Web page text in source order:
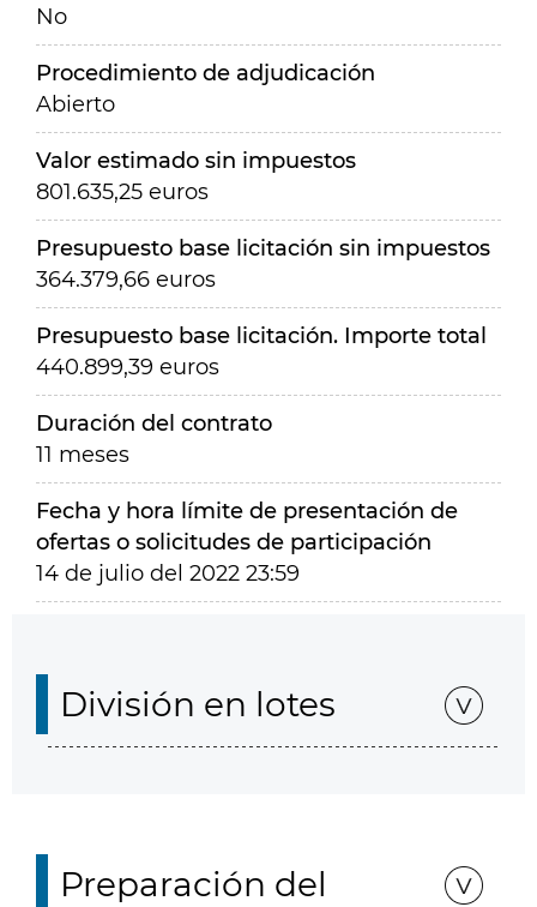
No
Procedimiento de adjudicación
Abierto
Valor estimado sin impuestos
801.635,25 euros
Presupuesto base licitación sin impuestos
364.379,66 euros
Presupuesto base licitación. Importe total
440.899,39 euros
Duración del contrato
11 meses
Fecha y hora límite de presentación de
ofertas o solicitudes de participación
14 de julio del 2022 23:59
División en lotes
Preparación del